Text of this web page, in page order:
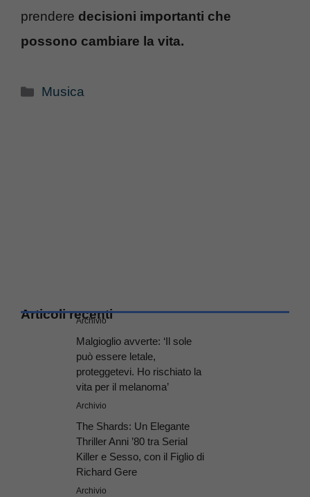
prendere decisioni importanti che
possono cambiare la vita.
Categorie
Musica
Articoli recenti
Archivio
Malgioglio avverte: ‘Il sole
può essere letale,
proteggetevi. Ho rischiato la
vita per il melanoma’
Archivio
The Shards: Un Elegante
Thriller Anni ’80 tra Serial
Killer e Sesso, con il Figlio di
Richard Gere
Archivio